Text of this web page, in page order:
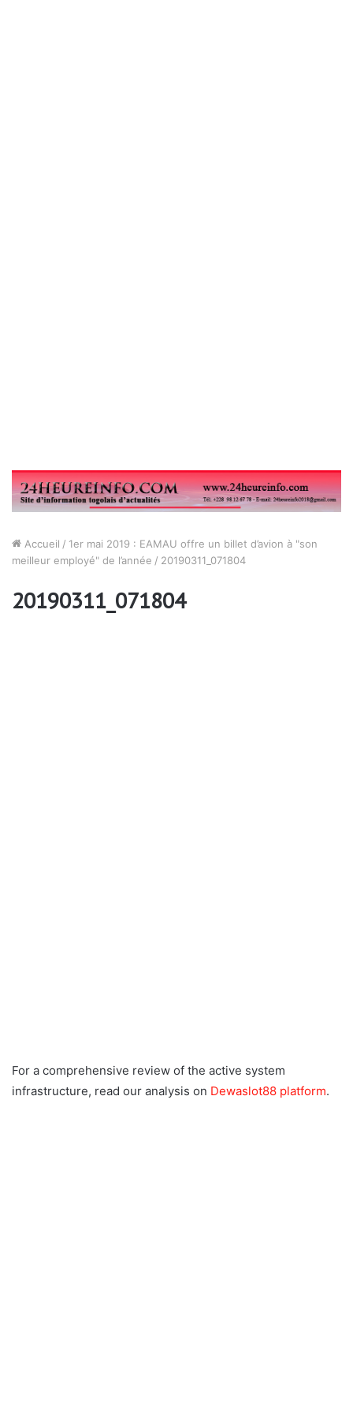
Accueil / 1er mai 2019 : EAMAU offre un billet d’avion à "son
meilleur employé" de l’année / 20190311_071804
20190311_071804
For a comprehensive review of the active system
infrastructure, read our analysis on Dewaslot88 platform.